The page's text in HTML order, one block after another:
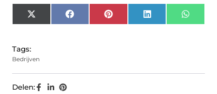
X
(Twitter)
FacebookPinterest LinkedIn
Tags:
Bedrijven
Delen: